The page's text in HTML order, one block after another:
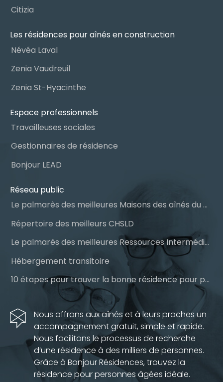
Citizia
Les résidences pour aînés en construction
Névéa Laval
Zenia Vaudreuil
Zenia St-Hyacinthe
Espace professionnels
Travailleuses sociales
Gestionnaires de résidence
Bonjour LEAD
Réseau public
Le palmarès des meilleures Maisons des aînés du Québec
Répertoire des meilleurs CHSLD
Le palmarès des meilleures Ressources Intermédiaires (RI)
Hébergement transitoire
10 étapes pour trouver la bonne résidence pour personnes âgées
Nous offrons aux aînés et à leurs proches un
accompagnement gratuit, simple et rapide.
Nous facilitons le processus de recherche
d’une résidence à des milliers de personnes.
Grâce à Bonjour Résidences, trouvez la
résidence pour personnes âgées idéale.